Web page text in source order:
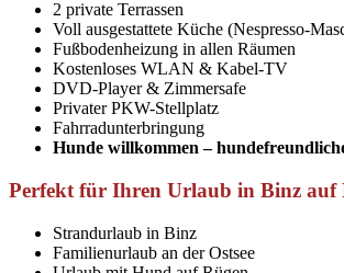
2 private Terrassen
Voll ausgestattete Küche (Nespresso-
Fußbodenheizung in allen Räumen
Kostenloses WLAN & Kabel-TV
DVD-Player & Zimmersafe
Privater PKW-Stellplatz
Fahrradunterbringung
Hunde willkommen –
Perfekt für Ihren Urlaub in Binz auf
Strandurlaub in Binz
Familienurlaub an der Ostsee